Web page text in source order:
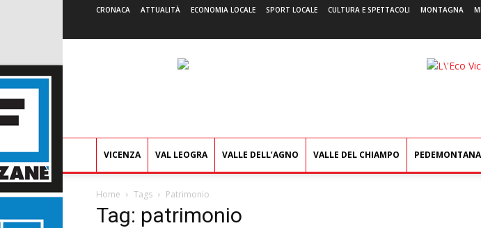
CRONACA ATTUALITÀ ECONOMIA LOCALE SPORT LOCALE CULTURA E SPETTACOLI MONTAGNA
VICENZA VAL LEOGRA VALLE DELL’AGNO VALLE DEL CHIAMPO PEDEMONTANA
Home Tags Patrimonio
Tag: patrimonio